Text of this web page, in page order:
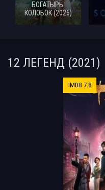
БОГАТЫРЬ.
КОЛОБОК (2026)
12 ЛЕГЕНД (2021)
IMDB 7.8